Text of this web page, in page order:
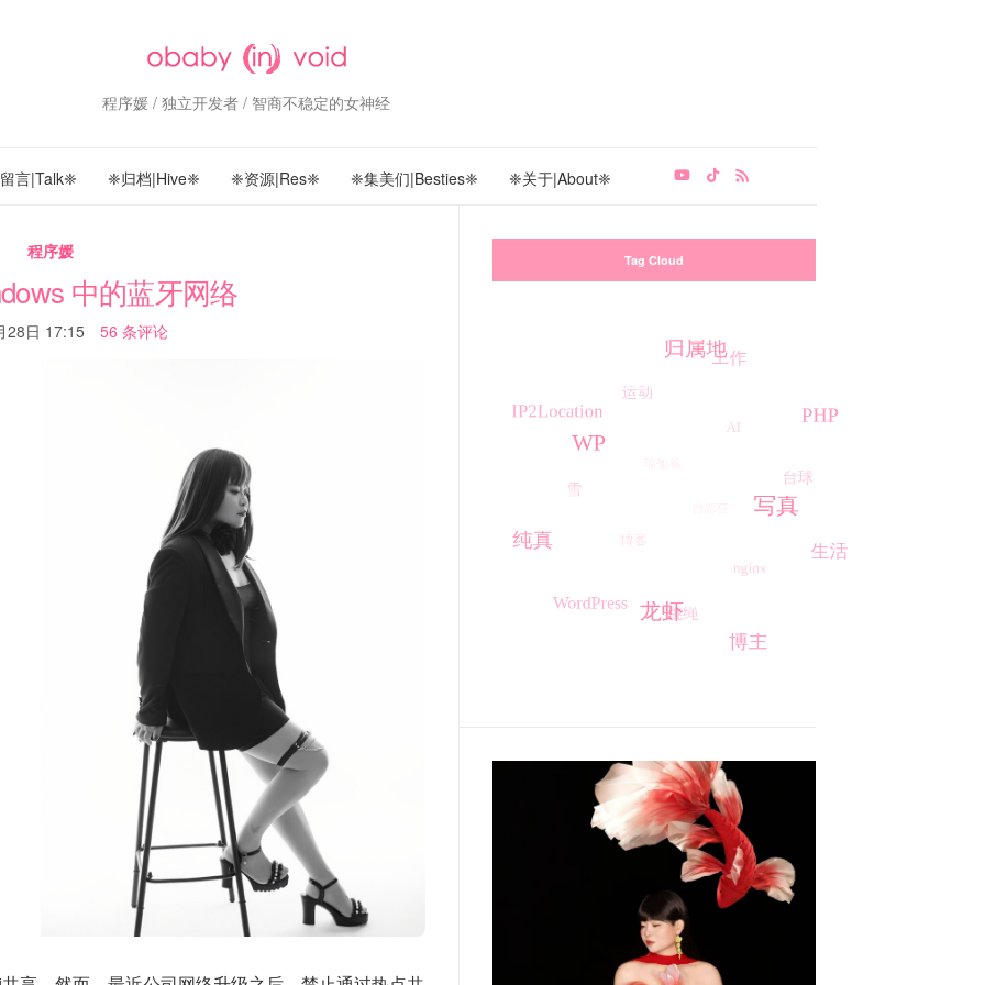
程序媛 / 独立开发者 / 智商不稳定的女神经
言|Talk❈ ❈归档|Hive❈ ❈资源|Res❈ ❈集美们|Besties❈ ❈关于|About❈
程序媛
中的蓝牙网络
28日 17:15 56 条评论
Tag Cloud